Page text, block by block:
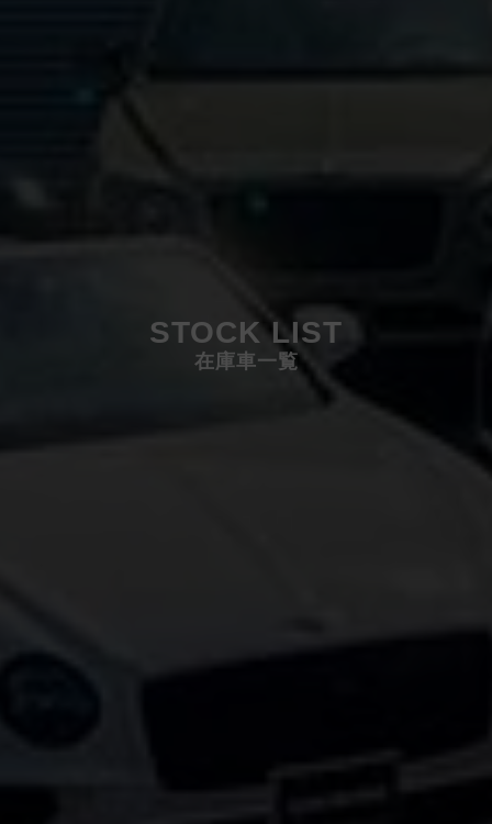
STOCK LIST
在庫車一覧